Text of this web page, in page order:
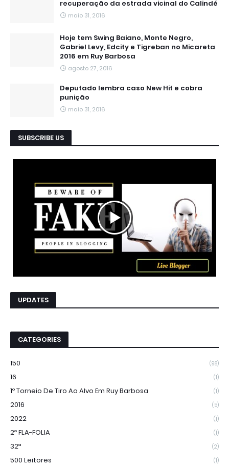
recuperação da estrada vicinal do Calindé
maio 31, 2016
Hoje tem Swing Baiano, Monte Negro,
Gabriel Levy, Edcity e Tigreban no Micareta
2016 em Ruy Barbosa
agosto 27, 2016
Deputado lembra caso New Hit e cobra
punição
maio 31, 2016
SUBSCRIBE US
UPDATES
CATEGORIES
150 (98)
16 (1)
1º Torneio De Tiro Ao Alvo Em Ruy Barbosa (1)
2016 (5)
2022 (1)
2º FLA-FOLIA (1)
32ª (2)
500 Leitores (1)